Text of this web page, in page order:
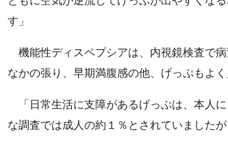
す」
機能性ディスペプシアは、内視鏡検査で
なかの張り、早期満腹感の他、げっぷもよく
「日常生活に支障があるげっぷは、本人
な調査では成人の約１％とされていました